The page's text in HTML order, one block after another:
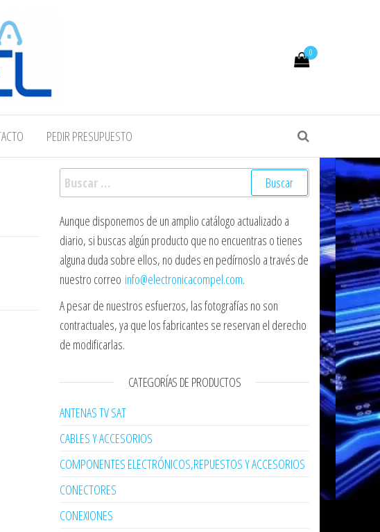
0
PEDIR PRESUPUESTO
Buscar:
Aunque disponemos de un amplio catálogo actualizado a
diario, si buscas algún producto que no encuentras o tienes
alguna duda sobre ellos, no dudes en pedírnoslo a través de
nuestro correo info@electronicacompel.com.
A pesar de nuestros esfuerzos, las fotografías no son
contractuales, ya que los fabricantes se reservan el derecho
de modificarlas.
CATEGORÍAS DE PRODUCTOS
ANTENAS TV SAT
CABLES Y ACCESORIOS
COMPONENTES ELECTRÓNICOS,REPUESTOS Y ACCESORIOS
CONECTORES
CONEXIONES